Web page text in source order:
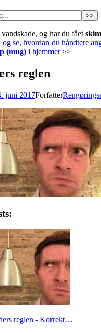
og har du fået
se, hvordan du håndtere
(mug) i hjemmet >>
reglen
juni 2017Forfatter
reglen - Korrekt…